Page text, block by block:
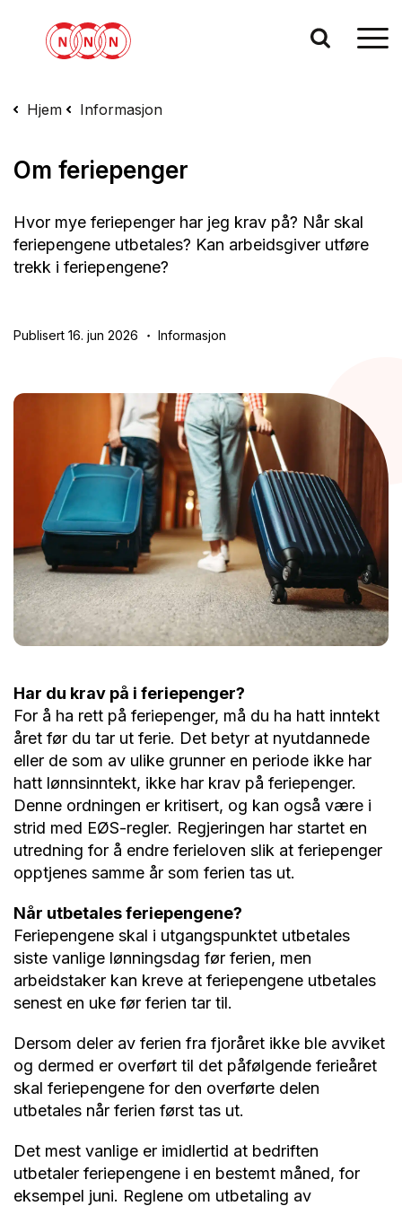
Hjem Informasjon
Om feriepenger
Hvor mye feriepenger har jeg krav på? Når skal
feriepengene utbetales? Kan arbeidsgiver utføre
trekk i feriepengene?
Publisert 16. jun 2026 Informasjon
Har du krav på i feriepenger?
For å ha rett på feriepenger, må du ha hatt inntekt
året før du tar ut ferie. Det betyr at nyutdannede
eller de som av ulike grunner en periode ikke har
hatt lønnsinntekt, ikke har krav på feriepenger.
Denne ordningen er kritisert, og kan også være i
strid med EØS-regler. Regjeringen har startet en
utredning for å endre ferieloven slik at feriepenger
opptjenes samme år som ferien tas ut.
Når utbetales feriepengene?
Feriepengene skal i utgangspunktet utbetales
siste vanlige lønningsdag før ferien, men
arbeidstaker kan kreve at feriepengene utbetales
senest en uke før ferien tar til.
Dersom deler av ferien fra fjoråret ikke ble avviket
og dermed er overført til det påfølgende ferieåret
skal feriepengene for den overførte delen
utbetales når ferien først tas ut.
Det mest vanlige er imidlertid at bedriften
utbetaler feriepengene i en bestemt måned, for
eksempel juni. Reglene om utbetaling av